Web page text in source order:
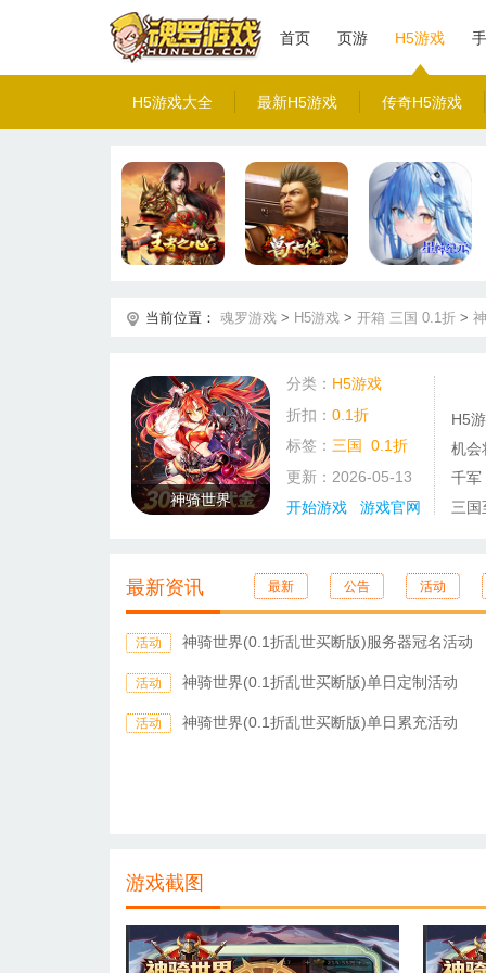
首页 页游 H5游戏
H5游戏大全 最新H5游戏 传奇H5游戏
当前位置： 魂罗游戏 > H5游戏 > 开箱 三国 0.1折 >
神骑世界
分类： H5游戏
折扣： 0.1折
标签： 三国
0.1折
更新：2026-05-13
开始游戏
游戏官网
H5
机会
千军
三国
最新资讯 最新 公告 活动
活动 神骑世界(0.1折乱世买断版)服务器冠名活动
活动 神骑世界(0.1折乱世买断版)单日定制活动
活动 神骑世界(0.1折乱世买断版)单日累充活动
游戏截图